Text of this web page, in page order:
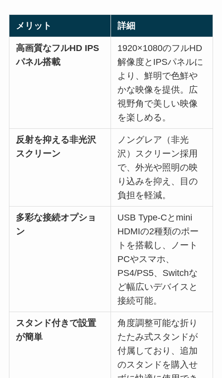
メリット 詳細
高画質なフルHD IPS
パネル搭載
1920×1080のフルHD
解像度とIPSパネルに
より、鮮明で色鮮や
かな映像を提供。広
視野角で美しい映像
を楽しめる。
反射を抑える非光沢
スクリーン
ノングレア（非光
沢）スクリーン採用
で、外光や照明の映
り込みを抑え、目の
負担を軽減。
多彩な接続オプショ
ン
USB Type-Cとmini
HDMIの2種類のポー
トを搭載し、ノート
PCやスマホ、
PS4/PS5、Switchな
ど幅広いデバイスと
接続可能。
スタンド付きで設置
が簡単
角度調整可能な折り
たたみ式スタンドが
付属しており、追加
のスタンドを購入せ